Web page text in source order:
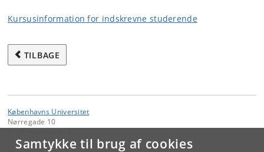
Samtykke til brug af cookies
Kursusinformation for indskrevne studerende
TILBAGE
Københavns Universitet
Nørregade 10